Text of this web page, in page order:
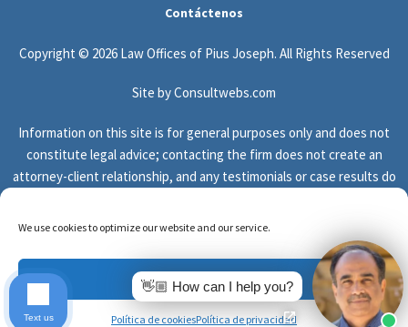
We use cookies to optimize our website and our service.
Política de cookiesPolítica de privacidad
Contáctenos
Copyright © 2026 Law Offices of Pius Joseph. All Rights Reserved
Site by Consultwebs.com
Information on this site is for general purposes only and does not
constitute legal advice; contacting the firm does not create an
attorney-client relationship, and any testimonials or case results do
Español English(Inglés)
👋🏼 How can I help you?
Text us